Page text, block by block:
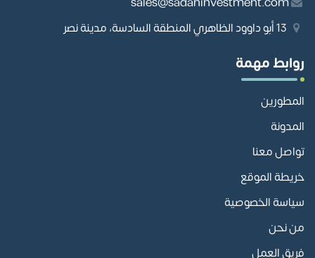
روابط مهمة
المطورين
المدونة
تواصل معنا
خريطة الموقع
سياسة الخصوصية
من نحن
فريق العمل